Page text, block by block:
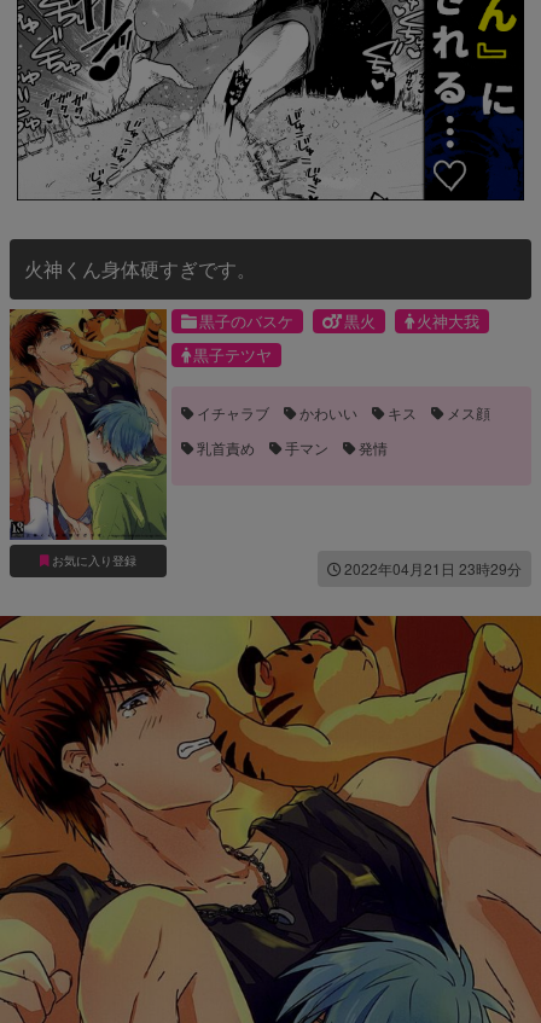
火神くん身体硬すぎです。
お気に入り登録
黒子のバスケ 黒火
火神大我
黒子テツヤ
イチャラブ かわいい キス
メス顔
乳首責め
手マン 発情
2022年04月21日 23時29分